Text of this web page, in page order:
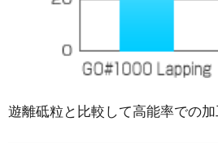
遊離砥粒と比較して高能率での